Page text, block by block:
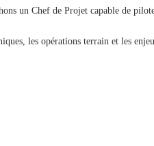
un Chef de Projet capable de
les opérations terrain et les